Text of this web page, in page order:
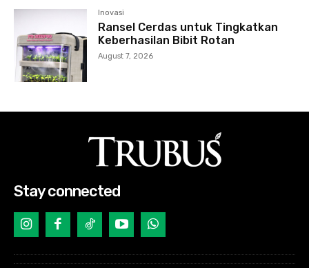
Inovasi
Ransel Cerdas untuk Tingkatkan
Keberhasilan Bibit Rotan
August 7, 2026
Stay connected